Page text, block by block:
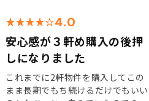
4.0
安心感が３軒め購入の後押
しになりました
これまでに2軒物件を購入してこの
まま長期でもち続けるだけでもいい